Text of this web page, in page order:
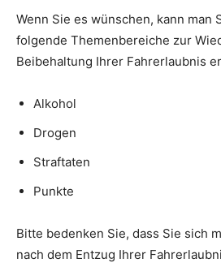
Wenn Sie es wünschen, kann man
folgende Themenbereiche zur
Beibehaltung Ihrer Fahrerlaubnis
Alkohol
Drogen
Straftaten
Punkte
Bitte bedenken Sie, dass Sie sich
nach dem Entzug Ihrer